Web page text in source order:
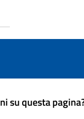
su questa